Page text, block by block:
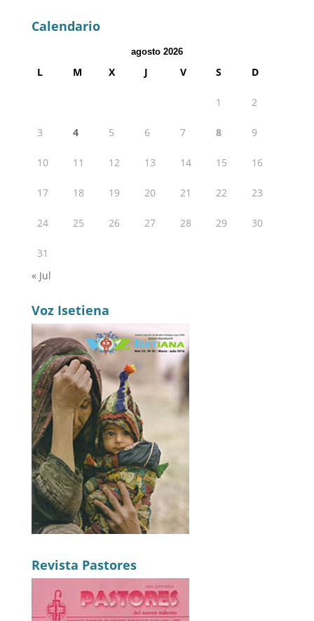
Calendario
agosto 2026
L M X J V S D
1 2
3 4 5 6 7 8 9
10 11 12 13 14 15 16
17 18 19 20 21 22 23
24 25 26 27 28 29 30
31
« Jul
Voz Isetiena
Revista Pastores